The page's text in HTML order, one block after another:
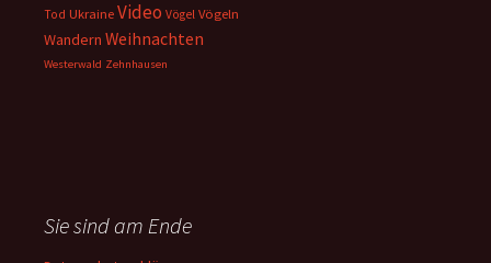
Tod Ukraine Video Vögel Vögeln
Wandern Weihnachten
Westerwald Zehnhausen
Sie sind am Ende